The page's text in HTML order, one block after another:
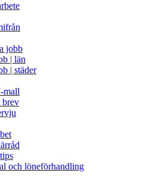
jobb
| län
| städer
mall
brev
och löneförhandling